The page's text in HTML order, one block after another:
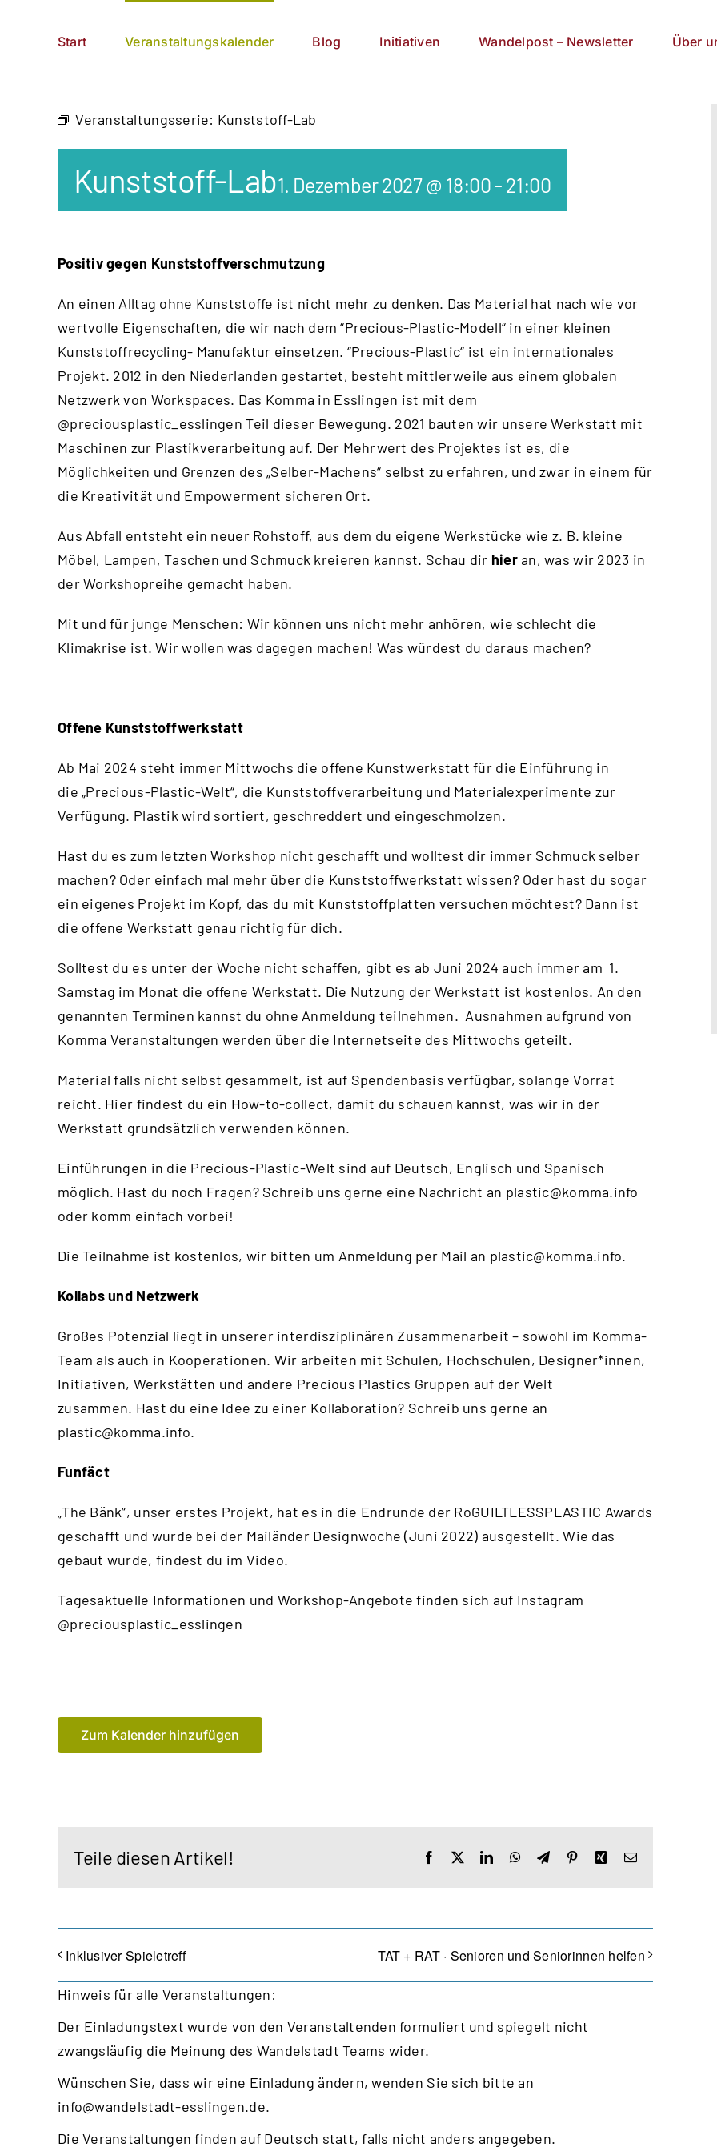
Start Veranstaltungskalender Blog Initiativen Wandelpost – Newsletter Über
Veranstaltungsserie: Kunststoff-Lab
Kunststoff-Lab1. Dezember 2027 @ 18:00 - 21:00
Positiv gegen Kunststoffverschmutzung
An einen Alltag ohne Kunststoffe ist nicht mehr zu denken. Das Material hat nach wie vor
wertvolle Eigenschaften, die wir nach dem “Precious-Plastic-Modell“ in einer kleinen
Kunststoffrecycling- Manufaktur einsetzen. “Precious-Plastic“ ist ein internationales
Projekt. 2012 in den Niederlanden gestartet, besteht mittlerweile aus einem globalen
Netzwerk von Workspaces. Das Komma in Esslingen ist mit dem
@preciousplastic_esslingen Teil dieser Bewegung. 2021 bauten wir unsere Werkstatt mit
Maschinen zur Plastikverarbeitung auf. Der Mehrwert des Projektes ist es, die
Möglichkeiten und Grenzen des „Selber-Machens“ selbst zu erfahren, und zwar in einem für
die Kreativität und Empowerment sicheren Ort.
Aus Abfall entsteht ein neuer Rohstoff, aus dem du eigene Werkstücke wie z. B. kleine
Möbel, Lampen, Taschen und Schmuck kreieren kannst. Schau dir hieran, was wir 2023 in
der Workshopreihe gemacht haben.
Mit und für junge Menschen: Wir können uns nicht mehr anhören, wie schlecht die
Klimakrise ist. Wir wollen was dagegen machen! Was würdest du daraus machen?
Offene Kunststoffwerkstatt
Ab Mai 2024 steht immer Mittwochs die offene Kunstwerkstatt für die Einführung in
die „Precious-Plastic-Welt“, die Kunststoffverarbeitung und Materialexperimente zur
Verfügung. Plastik wird sortiert, geschreddert und eingeschmolzen.
Hast du es zum letzten Workshop nicht geschafft und wolltest dir immer Schmuck selber
machen? Oder einfach mal mehr über die Kunststoffwerkstatt wissen? Oder hast du sogar
ein eigenes Projekt im Kopf, das du mit Kunststoffplatten versuchen möchtest? Dann ist
die offene Werkstatt genau richtig für dich.
Solltest du es unter der Woche nicht schaffen, gibt es ab Juni 2024 auch immer am 1.
Samstag im Monat die offene Werkstatt. Die Nutzung der Werkstatt ist kostenlos. An den
genannten Terminen kannst du ohne Anmeldung teilnehmen. Ausnahmen aufgrund von
Komma Veranstaltungen werden über die Internetseite des Mittwochs geteilt.
Material falls nicht selbst gesammelt, ist auf Spendenbasis verfügbar, solange Vorrat
reicht. Hier findest du ein How-to-collect, damit du schauen kannst, was wir in der
Werkstatt grundsätzlich verwenden können.
Einführungen in die Precious-Plastic-Welt sind auf Deutsch, Englisch und Spanisch
möglich. Hast du noch Fragen? Schreib uns gerne eine Nachricht an plastic@komma.info
oder komm einfach vorbei!
Die Teilnahme ist kostenlos, wir bitten um Anmeldung per Mail an plastic@komma.info.
Kollabs und Netzwerk
Großes Potenzial liegt in unserer interdisziplinären Zusammenarbeit – sowohl im Komma-
Team als auch in Kooperationen. Wir arbeiten mit Schulen, Hochschulen, Designer*innen,
Initiativen, Werkstätten und andere Precious Plastics Gruppen auf der Welt
zusammen. Hast du eine Idee zu einer Kollaboration? Schreib uns gerne an
plastic@komma.info.
Funfäct
„The Bänk“, unser erstes Projekt, hat es in die Endrunde der RoGUILTLESSPLASTIC Awards
geschafft und wurde bei der Mailänder Designwoche (Juni 2022) ausgestellt. Wie das
gebaut wurde, findest du im Video.
Tagesaktuelle Informationen und Workshop-Angebote finden sich auf Instagram
@preciousplastic_esslingen
Zum Kalender hinzufügen
Teile diesen Artikel! Facebook LinkedInWhatsApp
TelegramPinterestXingE-
Inklusiver Spieletreff TAT + RAT · Senioren und Seniorinnen helfen
Hinweis für alle Veranstaltungen:
Der Einladungstext wurde von den Veranstaltenden formuliert und spiegelt nicht
zwangsläufig die Meinung des Wandelstadt Teams wider.
Wünschen Sie, dass wir eine Einladung ändern, wenden Sie sich bitte an
info@wandelstadt-esslingen.de.
Die Veranstaltungen finden auf Deutsch statt, falls nicht anders angegeben.